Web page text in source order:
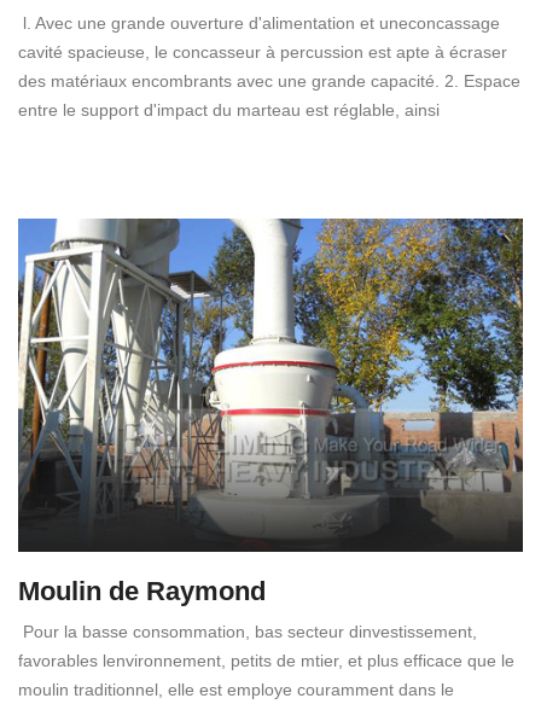
l. Avec une grande ouverture d'alimentation et uneconcassage
cavité spacieuse, le concasseur à percussion est apte à écraser
des matériaux encombrants avec une grande capacité. 2. Espace
entre le support d'impact du marteau est réglable, ainsi
Moulin de Raymond
Pour la basse consommation, bas secteur dinvestissement,
favorables lenvironnement, petits de mtier, et plus efficace que le
moulin traditionnel, elle est employe couramment dans le